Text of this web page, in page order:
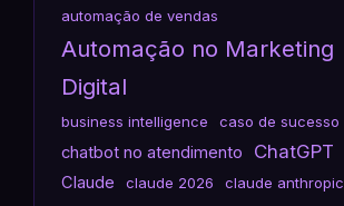
automação de vendas
Automação no Marketing
Digital
business intelligence caso de sucesso
chatbot no atendimento ChatGPT
Claude claude 2026 claude anthropic